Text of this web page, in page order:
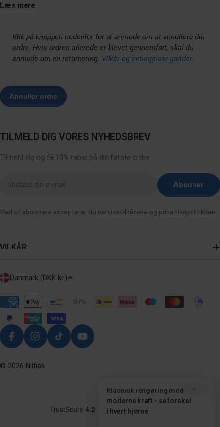
Læs mere
Klik på knappen nedenfor for at anmode om at annullere din
ordre. Hvis ordren allerede er blevet gennemført, skal du
anmode om en returnering. Vilkår og betingelser gælder.
TILMELD DIG VORES NYHEDSBREV
Tilmeld dig og få 10% rabat på din første ordre
email
Abonner
Ved at abonnere accepterer du servicevilkårene og privatlivspolitikken
VILKÅR
L
/
R
G
Danmark (DKK kr.)
Payment
methods
FacebookInstagram
Tiktok Youtube
© 2026 Nilfisk.
Klassisk rengøring med
moderne kraft - se forskel
i hvert hjørne